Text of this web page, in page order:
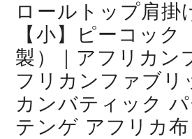
ロールトップ肩掛
【小】ピーコック
製）｜アフリカン
フリカンファブリ
カンバティック
テンゲ アフリカ